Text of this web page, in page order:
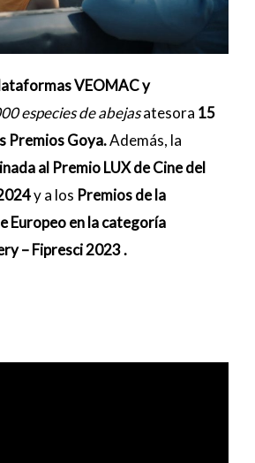
VEOMAC y
especies de abejasatesora 15
Premios Goya.Además, la
al Premio LUX de Cine del
y a los Premios de la
Europeo en la categoría
– Fipresci 2023 .